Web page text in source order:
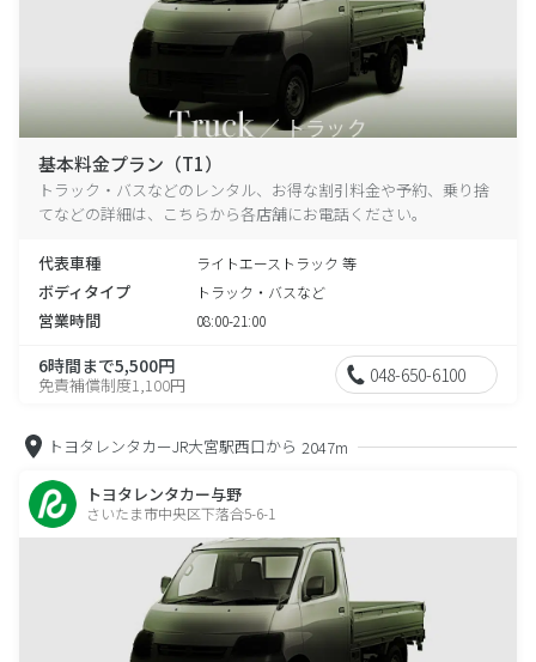
基本料金プラン（T1）
トラック・バスなどのレンタル、お得な割引料金や予約、乗り捨
てなどの詳細は、こちらから各店舗にお電話ください。
代表車種 ライトエーストラック 等
ボディタイプ トラック・バスなど
営業時間 08:00-21:00
6時間まで5,500円
免責補償制度1,100円 048-650-6100
トヨタレンタカーJR大宮駅西口から 2047m
トヨタレンタカー与野
さいたま市中央区下落合5-6-1